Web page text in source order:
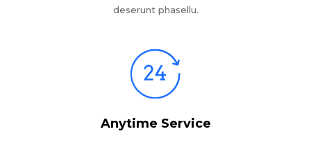
deserunt phasellu.
Anytime Service